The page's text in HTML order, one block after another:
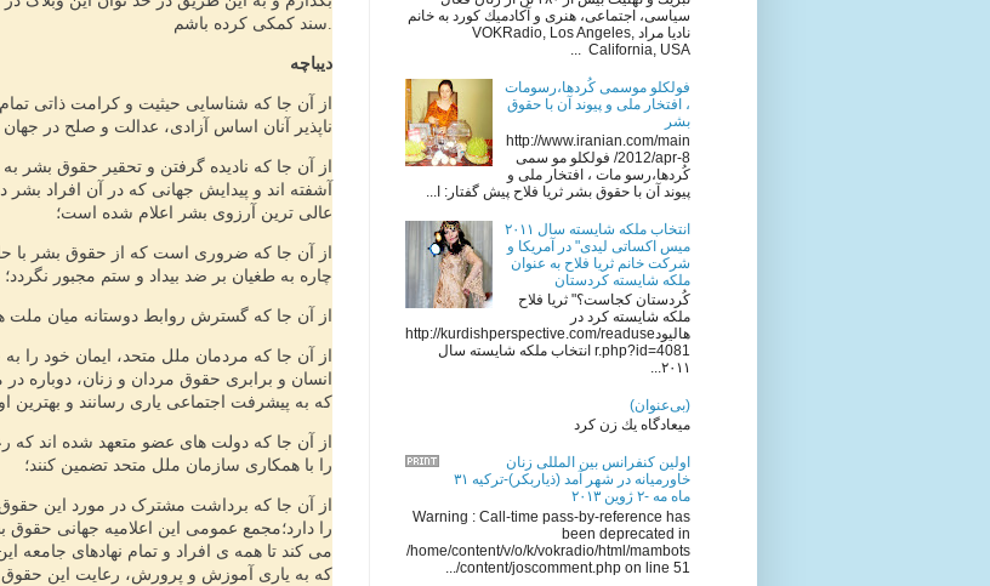
دیباچه
از آن جا که شناسایی حیثیت و کرامت ذاتی
ناپذیر آنان اساس آزادی، عدالت و صلح در
از آن جا که نادیده گرفتن و تحقیر حقوق بشر
آشفته اند و پیدایش جهانی که در آن افراد بشر
عالی ترین آرزوی بشر اعلام شده است؛
از آن جا که ضروری است که از حقوق بشر با
چاره به طغیان بر ضد بیداد و ستم مجبور نگردد؛
از آن جا که گسترش روابط دوستانه میان ملت
از آن جا که مردمان ملل متحد، ایمان خود
انسان و برابری حقوق مردان و زنان، دوباره
که به پیشرفت اجتماعی یاری رسانند و بهترین
از آن جا که دولت های عضو متعهد شده اند
را با همکاری سازمان ملل متحد تضمین کنند؛
از آن جا که برداشت مشترک در مورد این حقوق
را دارد؛مجمع عمومی این اعلامیه جهانی
می کند تا همه ی افراد و تمام نهادهای جامعه
که به یاری آموزش و پرورش، رعایت این حقوق و
سياسى، اجتماعى، هنرى و آكادميك كورد به خانم
ناديا مراد VOKRadio, Los Angeles,
California, USA ...
فولکلو موسمی کُردها،رسومات
، افتخار ملی و پیوند آن با حقوق
بشر
http://www.iranian.com/main
/2012/apr-8 فولکلو مو سمی
کُردها،رسو مات ، افتخار ملی و
پیوند آن با حقوق بشر ثریا فلاح پیش گفتار: ا...
انتخاب ملکه شایسته سال ٢٠١١
میس اکساتی لیدی" در آمریکا و
شرکت خانم ثریا فلاح به عنوان
ملکه شایسته کردستان
کُردستان کجاست؟" ثریا فلاح
ملکه شایسته کرد در
هالیودhttp://kurdishperspective.com/readuse
r.php?id=4081 انتخاب ملکه شایسته سال
٢٠١١...
(بی‌عنوان)
میعادگاه یك زن كرد
اولين كنفرانس بين المللى زنان
خاورميانه در شهر آمد (ذياربكر)-تركيه ٣١
ماه مه -٢ ژوين ٢٠١٣
Warning : Call-time pass-by-reference has
been deprecated in
/home/content/v/o/k/vokradio/html/mambots
/content/joscomment.php on line 51...